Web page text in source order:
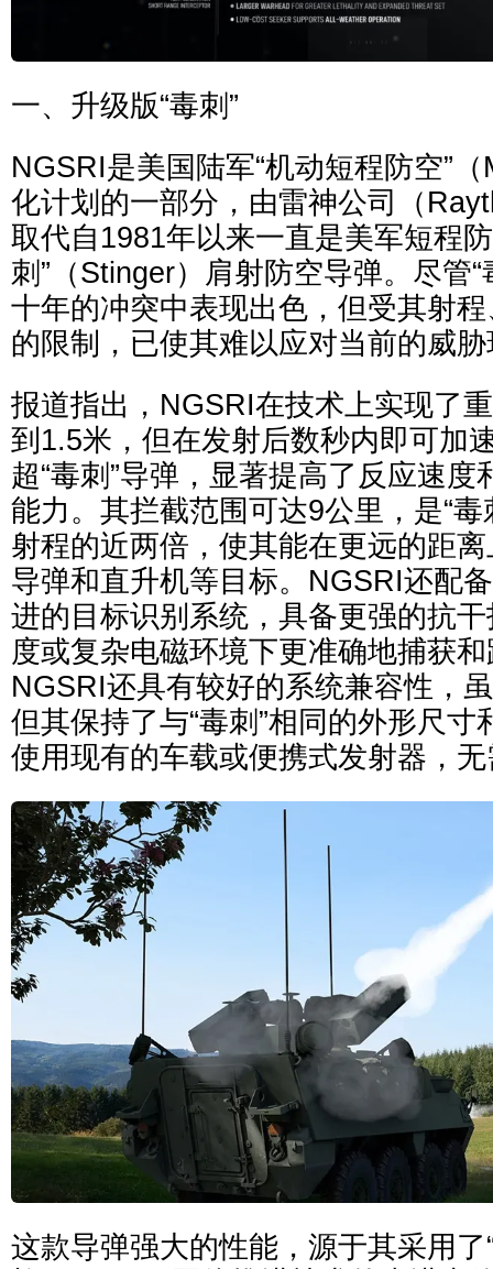
一、升级版“毒刺”
NGSRI是美国陆军“机动短程防空”
化计划的一部分，由雷神公司（
取代自1981年以来一直是美军短程
刺”（Stinger）肩射防空导弹。尽管
十年的冲突中表现出色，但受其射
的限制，已使其难以应对当前的威
报道指出，NGSRI在技术上实现了
到1.5米，但在发射后数秒内即可加
超“毒刺”导弹，显著提高了反应速
能力。其拦截范围可达9公里，是“
射程的近两倍，使其能在更远的距
导弹和直升机等目标。NGSRI还配
进的目标识别系统，具备更强的抗
度或复杂电磁环境下更准确地捕获
NGSRI还具有较好的系统兼容性，
但其保持了与“毒刺”相同的外形尺
使用现有的车载或便携式发射器，
这款导弹强大的性能，源于其采用了